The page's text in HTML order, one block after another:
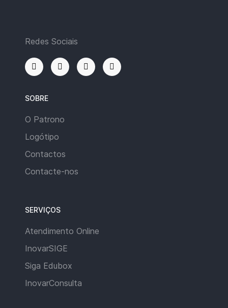
Redes Sociais
SOBRE
O Patrono
Logótipo
Contactos
Contacte-nos
SERVIÇOS
Atendimento Online
InovarSIGE
Siga Edubox
InovarConsulta